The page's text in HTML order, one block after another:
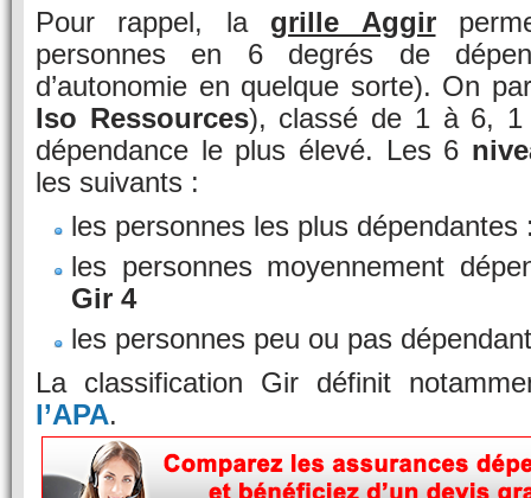
Pour rappel, la grille Aggir
personnes en 6 degrés de
d’autonomie en quelque sorte). On
Iso Ressources), classé de 1 à 6, 1
dépendance le plus élevé. Les 6
les suivants :
les personnes les plus
les personnes moyennement
Gir 4
les personnes peu ou pas
La classification Gir définit
l’APA.